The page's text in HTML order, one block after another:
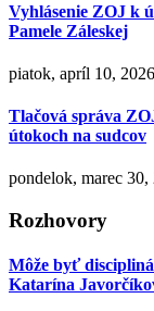
Vyhlásenie ZOJ k
Pamele Záleskej
piatok, apríl 10, 2026
Tlačová správa
útokoch na sudcov
pondelok, marec 30,
Rozhovory
Môže byť
Katarína